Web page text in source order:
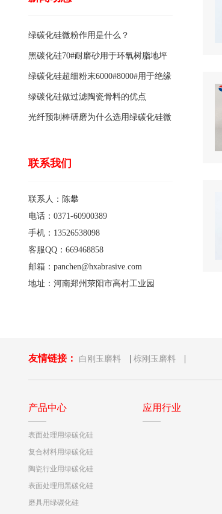
绿碳化硅微粉作用是什么？
黑碳化硅70#耐磨砂用于环氧树脂地坪
骨料的特点有哪些？
绿碳化硅超细粉末6000#8000#用于绝缘
涂料的优点
绿碳化硅做过滤陶瓷骨料的优点
光纤预制棒研磨为什么选用绿碳化硅微
联系我们
联系人：陈攀
电话：0371-60900389
手机：13526538098
客服QQ：669468858
邮箱：panchen@hxabrasive.com
地址：河南郑州荥阳市高村工业园
友情链接： 白刚玉磨料 | 棕刚玉磨料 |
产品中心
表面处理用绿碳化硅
复合材料用绿碳化硅
陶瓷行业用绿碳化硅
表面处理用黑碳化硅
磨具用绿碳化硅
应用行业